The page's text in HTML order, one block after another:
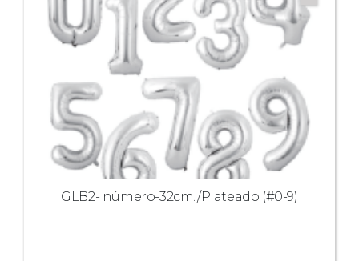
GLB2- número-32cm./Plateado (#0-9)